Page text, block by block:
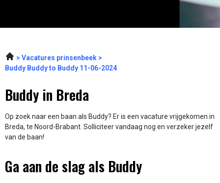
Vacatures prinsenbeek
Buddy Buddy to Buddy 11-06-2024
Buddy in Breda
Op zoek naar een baan als Buddy? Er is een vacature vrijgekomen in
Breda, te Noord-Brabant. Solliciteer vandaag nog en verzeker jezelf
van de baan!
Ga aan de slag als Buddy